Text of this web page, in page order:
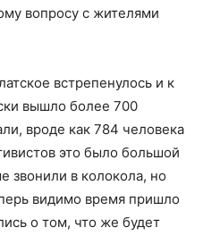
вопросу с жителями
встрепенулось и к
вышло более 700
вроде как 784 человека
это было большой
звонили в колокола, но
видимо время пришло
о том, что же будет